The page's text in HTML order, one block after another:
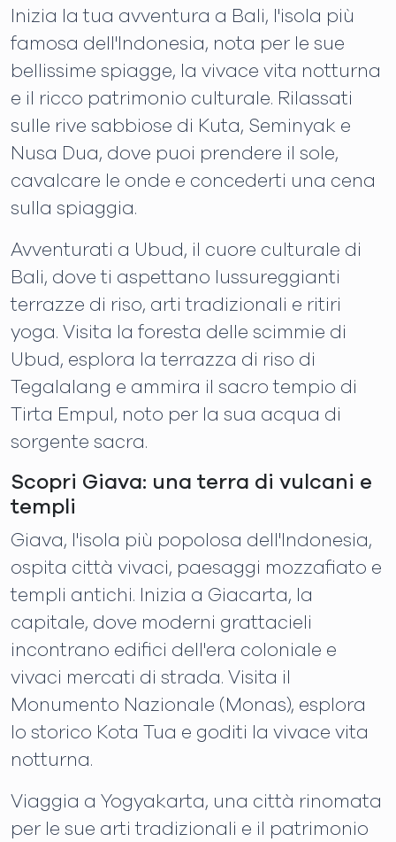
Inizia la tua avventura a Bali, l'isola più
famosa dell'Indonesia, nota per le sue
bellissime spiagge, la vivace vita notturna
e il ricco patrimonio culturale. Rilassati
sulle rive sabbiose di Kuta, Seminyak e
Nusa Dua, dove puoi prendere il sole,
cavalcare le onde e concederti una cena
sulla spiaggia.
Avventurati a Ubud, il cuore culturale di
Bali, dove ti aspettano lussureggianti
terrazze di riso, arti tradizionali e ritiri
yoga. Visita la foresta delle scimmie di
Ubud, esplora la terrazza di riso di
Tegalalang e ammira il sacro tempio di
Tirta Empul, noto per la sua acqua di
sorgente sacra.
Scopri Giava: una terra di vulcani e
templi
Giava, l'isola più popolosa dell'Indonesia,
ospita città vivaci, paesaggi mozzafiato e
templi antichi. Inizia a Giacarta, la
capitale, dove moderni grattacieli
incontrano edifici dell'era coloniale e
vivaci mercati di strada. Visita il
Monumento Nazionale (Monas), esplora
lo storico Kota Tua e goditi la vivace vita
notturna.
Viaggia a Yogyakarta, una città rinomata
per le sue arti tradizionali e il patrimonio